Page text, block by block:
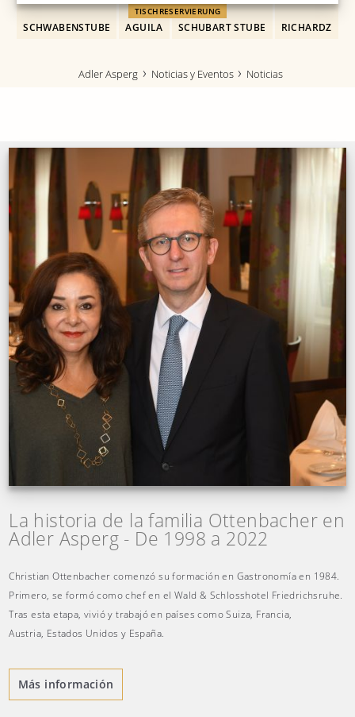
TISCHRESERVIERUNG
SCHWABENSTUBE AGUILA SCHUBART STUBE RICHARDZ
Adler Asperg Noticias y Eventos Noticias
La historia de la familia Ottenbacher en
Adler Asperg - De 1998 a 2022
Christian Ottenbacher comenzó su formación en Gastronomía en 1984.
Primero, se formó como chef en el Wald & Schlosshotel Friedrichsruhe.
Tras esta etapa, vivió y trabajó en países como Suiza, Francia,
Austria, Estados Unidos y España.
Más información